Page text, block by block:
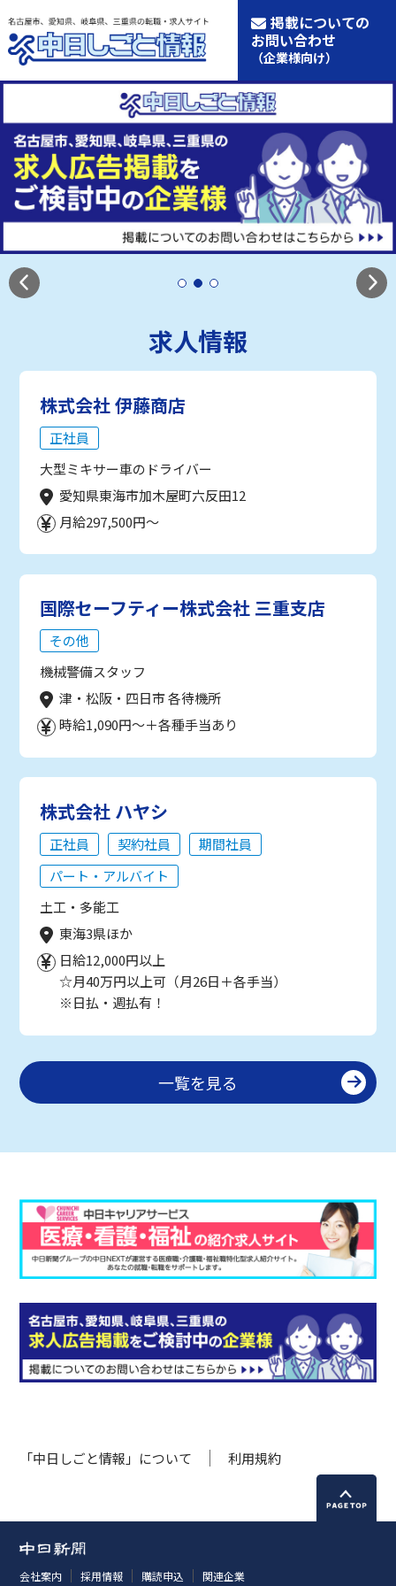
掲載についての
お問い合わせ
（企業様向け）
求人情報
株式会社 伊藤商店
正社員
大型ミキサー車のドライバー
愛知県東海市加木屋町六反田12
月給297,500円～
国際セーフティー株式会社 三重支店
その他
機械警備スタッフ
津・松阪・四日市 各待機所
時給1,090円～＋各種手当あり
株式会社 ハヤシ
正社員 契約社員
期間社員
パート・アルバイト
土工・多能工
東海3県ほか
日給12,000円以上
☆月40万円以上可（月26日＋各手当）
※日払・週払有！
一覧を見る
「中日しごと情報」について 利用規約
会社案内 採用情報 購読申込 関連企業